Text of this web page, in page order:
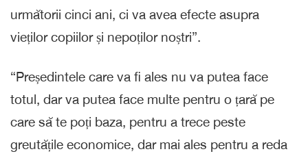
următorii cinci ani, ci va avea efecte asupra
vieților copiilor și nepoților noștri”.
“Președintele care va fi ales nu va putea face
totul, dar va putea face multe pentru o țară pe
care să te poți baza, pentru a trece peste
greutățile economice, dar mai ales pentru a reda